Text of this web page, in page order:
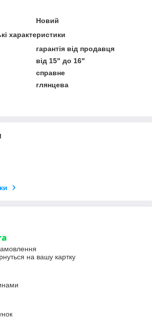
Новий
характеристики
гарантія від продавця
від 15" до 16"
справне
глянцева
на вашу картку